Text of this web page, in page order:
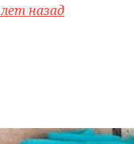
назад